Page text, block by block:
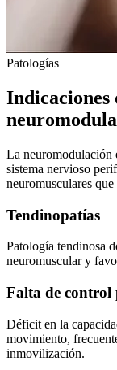
Patologías
Indicaciones
La neuromodulación
sistema nervioso
neuromusculares
Tendinopatías
Patología tendinosa
neuromuscular y
Falta de control
Déficit en la
movimiento,
inmovilización.